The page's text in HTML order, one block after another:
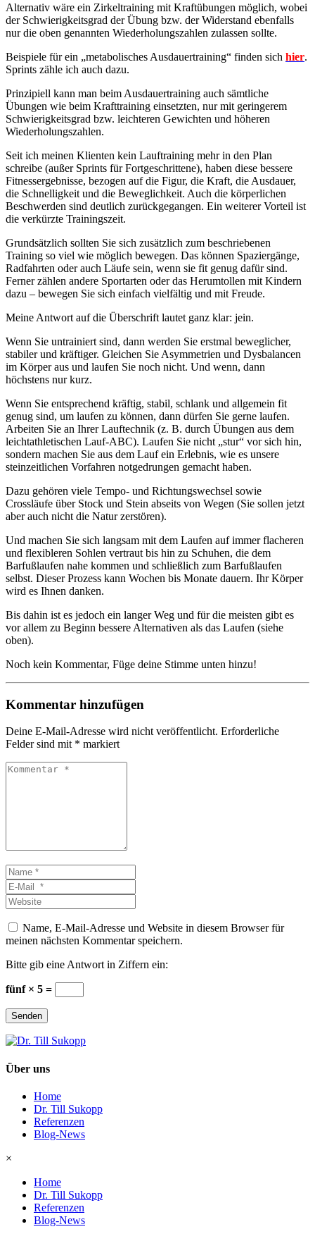
Alternativ wäre ein Zirkeltraining mit Kraftübungen möglich, wobei
der Schwierigkeitsgrad der Übung bzw. der Widerstand ebenfalls
nur die oben genannten Wiederholungszahlen zulassen sollte.
Beispiele für ein „metabolisches Ausdauertraining“ finden sich hier.
Sprints zähle ich auch dazu.
Prinzipiell kann man beim Ausdauertraining auch sämtliche
Übungen wie beim Krafttraining einsetzten, nur mit geringerem
Schwierigkeitsgrad bzw. leichteren Gewichten und höheren
Wiederholungszahlen.
Seit ich meinen Klienten kein Lauftraining mehr in den Plan
schreibe (außer Sprints für Fortgeschrittene), haben diese bessere
Fitnessergebnisse, bezogen auf die Figur, die Kraft, die Ausdauer,
die Schnelligkeit und die Beweglichkeit. Auch die körperlichen
Beschwerden sind deutlich zurückgegangen. Ein weiterer Vorteil ist
die verkürzte Trainingszeit.
Grundsätzlich sollten Sie sich zusätzlich zum beschriebenen
Training so viel wie möglich bewegen. Das können Spaziergänge,
Radfahrten oder auch Läufe sein, wenn sie fit genug dafür sind.
Ferner zählen andere Sportarten oder das Herumtollen mit Kindern
dazu – bewegen Sie sich einfach vielfältig und mit Freude.
Meine Antwort auf die Überschrift lautet ganz klar: jein.
Wenn Sie untrainiert sind, dann werden Sie erstmal beweglicher,
stabiler und kräftiger. Gleichen Sie Asymmetrien und Dysbalancen
im Körper aus und laufen Sie noch nicht. Und wenn, dann
höchstens nur kurz.
Wenn Sie entsprechend kräftig, stabil, schlank und allgemein fit
genug sind, um laufen zu können, dann dürfen Sie gerne laufen.
Arbeiten Sie an Ihrer Lauftechnik (z. B. durch Übungen aus dem
leichtathletischen Lauf-ABC). Laufen Sie nicht „stur“ vor sich hin,
sondern machen Sie aus dem Lauf ein Erlebnis, wie es unsere
steinzeitlichen Vorfahren notgedrungen gemacht haben.
Dazu gehören viele Tempo- und Richtungswechsel sowie
Crossläufe über Stock und Stein abseits von Wegen (Sie sollen jetzt
aber auch nicht die Natur zerstören).
Und machen Sie sich langsam mit dem Laufen auf immer flacheren
und flexibleren Sohlen vertraut bis hin zu Schuhen, die dem
Barfußlaufen nahe kommen und schließlich zum Barfußlaufen
selbst. Dieser Prozess kann Wochen bis Monate dauern. Ihr Körper
wird es Ihnen danken.
Bis dahin ist es jedoch ein langer Weg und für die meisten gibt es
vor allem zu Beginn bessere Alternativen als das Laufen (siehe
oben).
Noch kein Kommentar, Füge deine Stimme unten hinzu!
Kommentar hinzufügen
Deine E-Mail-Adresse wird nicht veröffentlicht. Erforderliche
Felder sind mit * markiert
Kommentar
Name
*E-
Mail
*
Website
Name, E-Mail-Adresse und Website in diesem Browser für
meinen nächsten Kommentar speichern.
Bitte gib eine Antwort in Ziffern ein:
fünf × 5 =
Senden
Über uns
Home
Dr. Till Sukopp
Referenzen
Blog-News
×
Home
Dr. Till Sukopp
Referenzen
Blog-News